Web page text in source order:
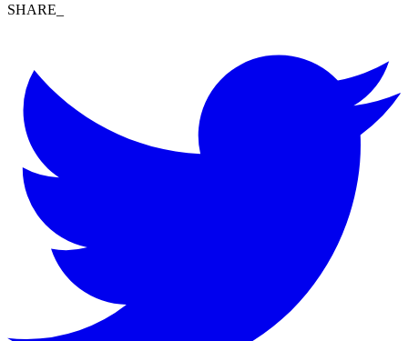
SHARE_